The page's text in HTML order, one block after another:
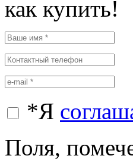
как купить!
*Я
Поля,